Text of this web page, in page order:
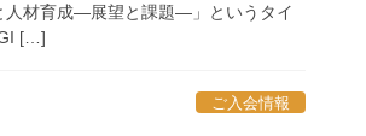
人材育成―展望と課題―」というタイ
[…]
ご入会情報